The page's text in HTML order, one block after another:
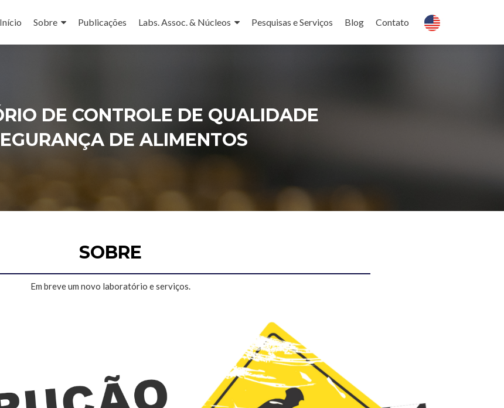
para
Início Sobre Publicações Labs. Assoc. & Núcleos Pesquisas e Serviços Blog Contato
DE CONTROLE DE QUALIDADE
DE ALIMENTOS
SOBRE
Em breve um novo laboratório e serviços.